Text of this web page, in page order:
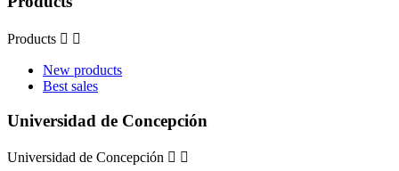
Products  
New products
Best sales
Universidad de Concepción
Universidad de Concepción  